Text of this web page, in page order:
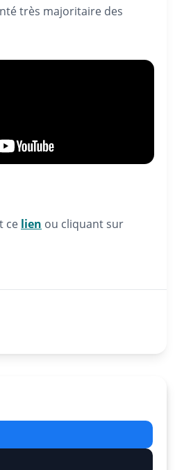
très majoritaire des
ce lien ou cliquant sur